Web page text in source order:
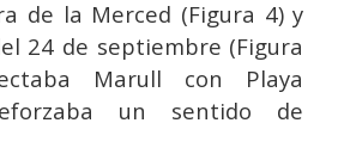
de la Merced (Figura 4) y
24 de septiembre (Figura
Marull con Playa
un sentido de